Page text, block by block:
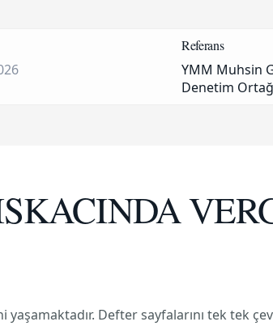
Referans
YMM Muhsin
Denetim
Defter sayfalarını tek tek